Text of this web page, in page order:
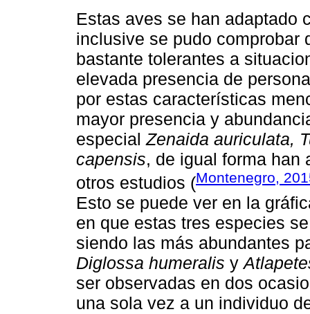
Estas aves se han adaptado
inclusive se pudo comprobar
bastante tolerantes a
elevada presencia de
por estas características
mayor presencia y
especialZenaida auriculata,
capensis, de igual forma han
otros estudios (Montenegro,
Esto se puede ver en la
en que estas tres especies
siendo las más abundantes
Diglossa humeralis y
ser observadas en dos
una sola vez a un individuo